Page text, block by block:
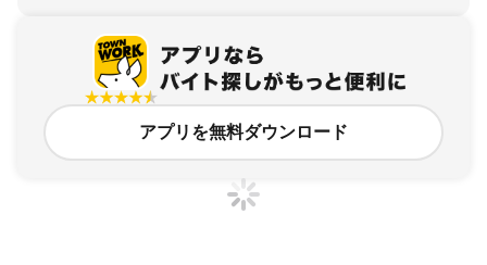
アプリを無料ダウンロード